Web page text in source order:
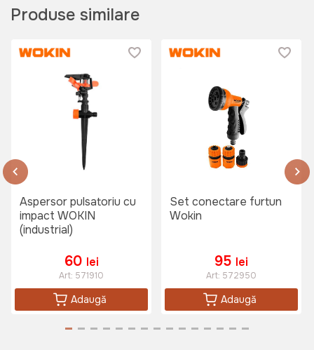
Produse similare
Aspersor pulsatoriu cu
impact WOKIN
(industrial)
60 lei
Art: 571910
Adaugă
Set conectare furtun
Wokin
95 lei
Art: 572950
Adaugă